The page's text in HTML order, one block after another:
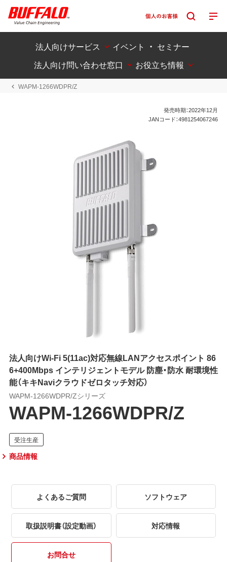
法人向けサービス
イベント ・ セミナー
法人向け問い合わせ窓口
お役立ち情報
WAPM-1266WDPR/Z
発売時期：2022年12月
JANコード：4981254067246
法人向けWi-Fi 5(11ac)対応無線LANアクセスポイント 86
6+400Mbps インテリジェントモデル 防塵・防水 耐環境性
能（キキNaviクラウドゼロタッチ対応）
WAPM-1266WDPR/Zシリーズ
WAPM-1266WDPR/Z
商品情報
よくあるご質問 ソフトウェア
取扱説明書（設定動画） 対応情報
お問合せ